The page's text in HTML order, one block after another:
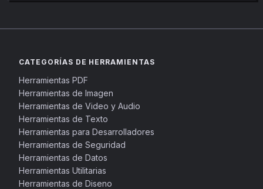
CATEGORÍAS DE HERRAMIENTAS
Herramientas PDF
Herramientas de Imagen
Herramientas de Video y Audio
Herramientas de Texto
Herramientas para Desarrolladores
Herramientas de Seguridad
Herramientas de Datos
Herramientas Utilitarias
Herramientas de Diseno